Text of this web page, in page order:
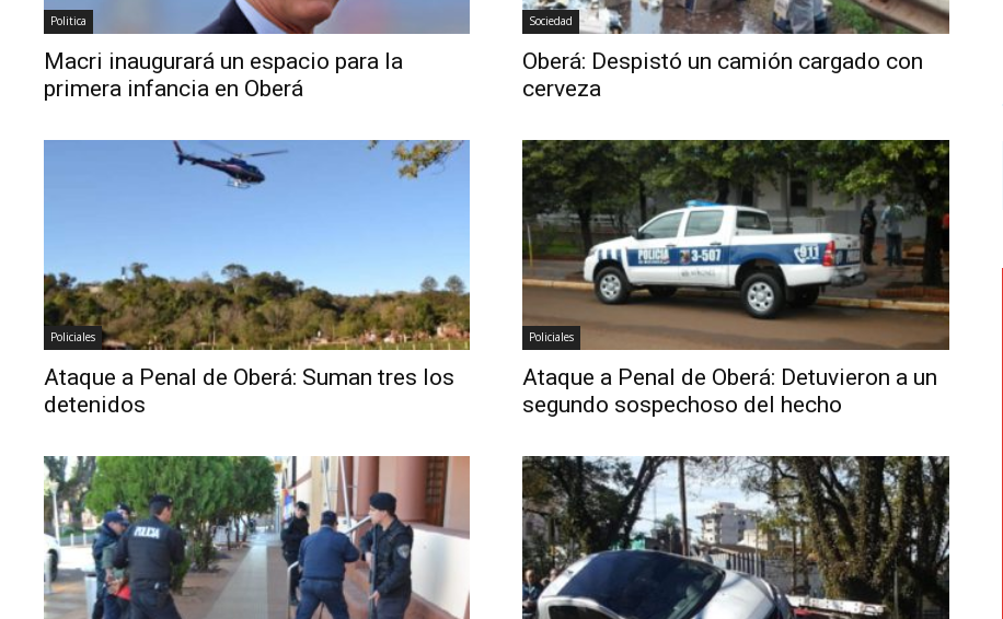
Politica
Macri inaugurará un espacio para la
primera infancia en Oberá
Sociedad
Oberá: Despistó un camión cargado con
cerveza
Policiales
Ataque a Penal de Oberá: Suman tres los
detenidos
Policiales
Ataque a Penal de Oberá: Detuvieron a un
segundo sospechoso del hecho